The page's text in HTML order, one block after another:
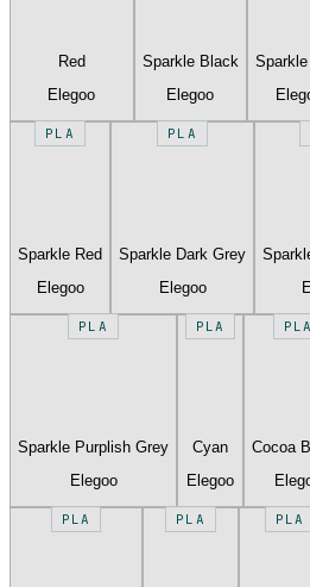
Red
Elegoo
Sparkle Black
Elegoo
PLA
Sparkle Red
Elegoo
PLA
Sparkle Dark Grey
Elegoo
PLA
Sparkle Purplish Grey
Elegoo
PLA
Cyan
Elegoo
PLA
Cocoa
PLA PLA PLA